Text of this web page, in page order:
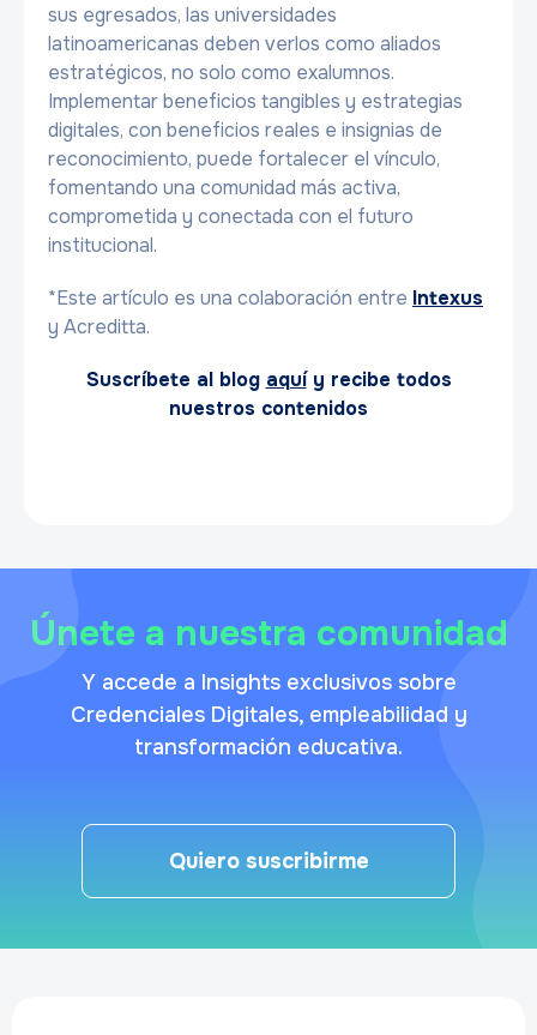
sus egresados, las universidades
latinoamericanas deben verlos como aliados
estratégicos, no solo como exalumnos.
Implementar beneficios tangibles y estrategias
digitales, con beneficios reales e insignias de
reconocimiento, puede fortalecer el vínculo,
fomentando una comunidad más activa,
comprometida y conectada con el futuro
institucional.
*Este artículo es una colaboración entre Intexus
y Acreditta.
Suscríbete al blog aquíy recibe todos
nuestros contenidos
Únete a nuestra comunidad
Y accede a Insights exclusivos sobre
Credenciales Digitales, empleabilidad y
transformación educativa.
Quiero suscribirme